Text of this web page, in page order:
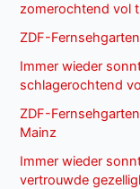
zomerochtend vol
ZDF-
Immer wieder
schlagerochtend
ZDF-
Mainz
Immer wieder
vertrouwde